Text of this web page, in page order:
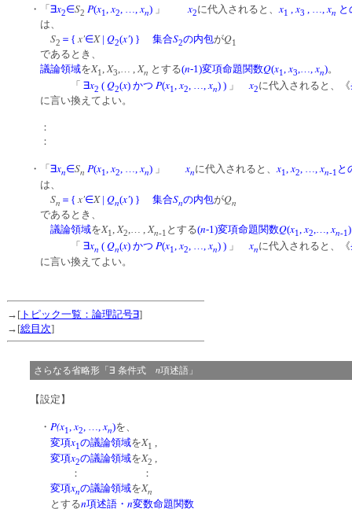
・「∃x2∈S2 P(x1 x2 xn) 」 x2に代入されると、 x1 x3 xn
は、
S2 ＝ { x'∈X | Q2(x') } 集合S2の内包がQ1
であるとき、
議論領域をX1 X3 Xn とする(n-1)変項命題関数Q(x1 x3 xn)。
「 ∃x2 ( Q2(x) かつ P(x1 x2 xn) ) 」 x2に代入されると、《
に言い換えてよい。
：
：
・「 ∃xn∈Sn P(x1,x2, …,xn) 」xnに代入されると、x1,x2, …,xn-1 と
は、
Sn ＝ { x'∈X | Qn(x') } 集合Snの内包がQn
であるとき、
議論領域をX1, X2,… , Xn-1 とする(n-1)変項命題関数Q(x1,x2,…,xn-1)
「 ∃xn ( Qn(x) かつ P(x1,x2, …,xn) ) 」xnに代入されると、《
に言い換えてよい。
→[ トピック一覧：論理記号∃]
→[総目次]
さらなる省略形「∃ 条件式n項述語」
【設定】
・ P(x1 x2 xn)を、
変項x1の議論領域をX1 ,
変項x2の議論領域をX2
： ：
変項xnの議論領域をXn
とするn項述語・ n変数命題関数